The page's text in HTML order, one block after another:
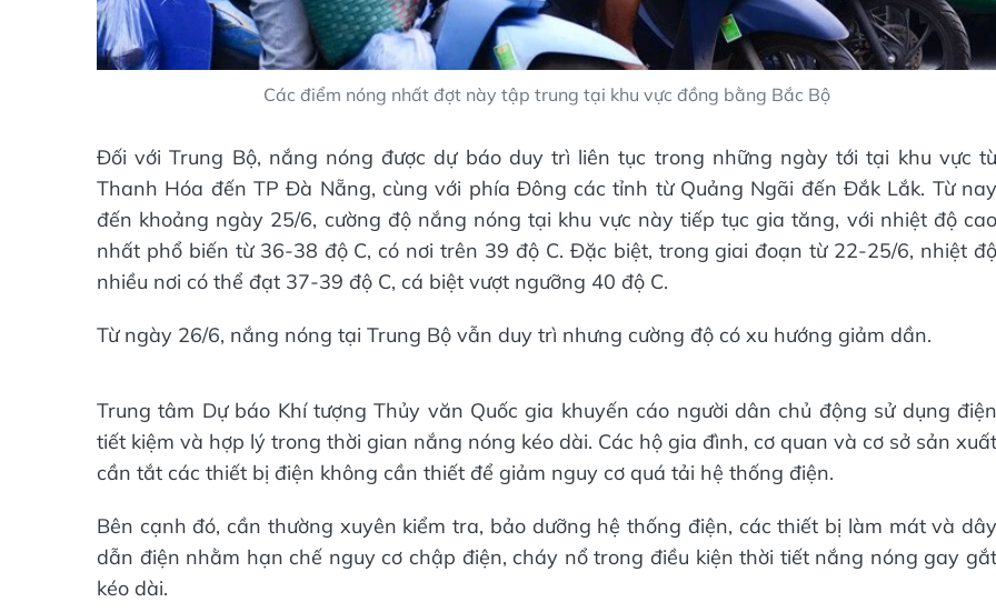
Các điểm nóng nhất đợt này tập trung tại khu vực đồng bằng Bắc Bộ
Đối với Trung Bộ, nắng nóng được dự báo duy trì liên tục trong những ngày tới tại khu vực từ
Thanh Hóa đến TP Đà Nẵng, cùng với phía Đông các tỉnh từ Quảng Ngãi đến Đắk Lắk. Từ nay
đến khoảng ngày 25/6, cường độ nắng nóng tại khu vực này tiếp tục gia tăng, với nhiệt độ cao
nhất phổ biến từ 36-38 độ C, có nơi trên 39 độ C. Đặc biệt, trong giai đoạn từ 22-25/6, nhiệt độ
nhiều nơi có thể đạt 37-39 độ C, cá biệt vượt ngưỡng 40 độ C.
Từ ngày 26/6, nắng nóng tại Trung Bộ vẫn duy trì nhưng cường độ có xu hướng giảm dần.
Trung tâm Dự báo Khí tượng Thủy văn Quốc gia khuyến cáo người dân chủ động sử dụng điện
tiết kiệm và hợp lý trong thời gian nắng nóng kéo dài. Các hộ gia đình, cơ quan và cơ sở sản xuất
cần tắt các thiết bị điện không cần thiết để giảm nguy cơ quá tải hệ thống điện.
Bên cạnh đó, cần thường xuyên kiểm tra, bảo dưỡng hệ thống điện, các thiết bị làm mát và dây
dẫn điện nhằm hạn chế nguy cơ chập điện, cháy nổ trong điều kiện thời tiết nắng nóng gay gắt
kéo dài.